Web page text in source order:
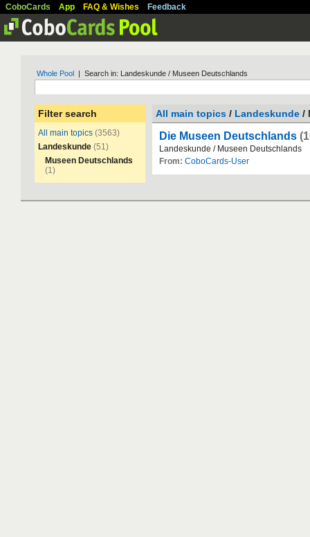
CoboCards App FAQ & Wishes Feedback
Whole Pool | Search in: Landeskunde / Museen Deutschlands
Filter search
All main topics (3563)
Landeskunde (51)
Museen Deutschlands
(1)
All main topics / Landeskunde /
Die Museen Deutschlands
Landeskunde / Museen Deutschlands
From: CoboCards-User